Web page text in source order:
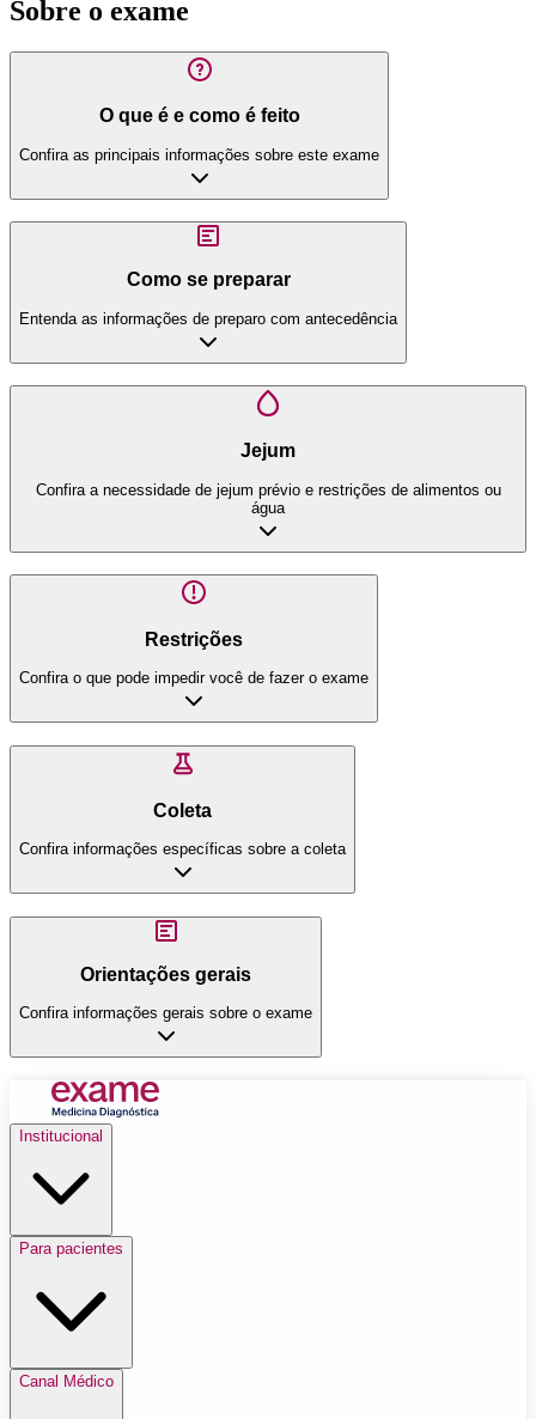
Sobre o exame
O que é e como é feito
Confira as principais informações sobre este exame
Como se preparar
Entenda as informações de preparo com antecedência
Jejum
Confira a necessidade de jejum prévio e restrições de alimentos ou
água
Restrições
Confira o que pode impedir você de fazer o exame
Coleta
Confira informações específicas sobre a coleta
Orientações gerais
Confira informações gerais sobre o exame
Institucional
Para pacientes
Canal Médico